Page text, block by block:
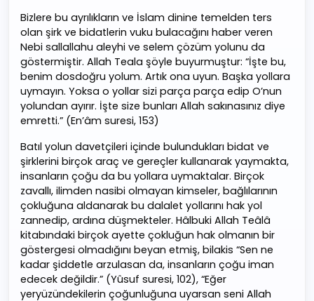
Bizlere bu ayrılıkların ve İslam dinine temelden ters
olan şirk ve bidatlerin vuku bulacağını haber veren
Nebi sallallahu aleyhi ve selem çözüm yolunu da
göstermiştir. Allah Teala şöyle buyurmuştur: “İşte bu,
benim dosdoğru yolum. Artık ona uyun. Başka yollara
uymayın. Yoksa o yollar sizi parça parça edip O’nun
yolundan ayırır. İşte size bunları Allah sakınasınız diye
emretti.” (En’âm suresi, 153)
Batıl yolun davetçileri içinde bulundukları bidat ve
şirklerini birçok araç ve gereçler kullanarak yaymakta,
insanların çoğu da bu yollara uymaktalar. Birçok
zavallı, ilimden nasibi olmayan kimseler, bağlılarının
çokluğuna aldanarak bu dalalet yollarını hak yol
zannedip, ardına düşmekteler. Hâlbuki Allah Teâlâ
kitabındaki birçok ayette çokluğun hak olmanın bir
göstergesi olmadığını beyan etmiş, bilakis “Sen ne
kadar şiddetle arzulasan da, insanların çoğu iman
edecek değildir.” (Yûsuf suresi, 102), “Eğer
yeryüzündekilerin çoğunluğuna uyarsan seni Allah